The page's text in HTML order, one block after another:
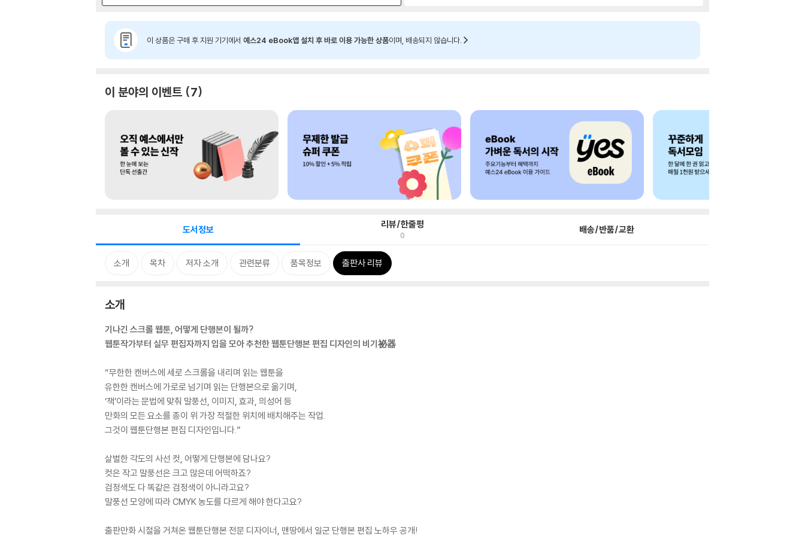
이 상품은 구매 후 지원 기기에서 예스24 eBook앱 설치 후 바로 이용 가능한 상품이며, 배송되지 않습니다.
이 분야의 이벤트 7
도서정보 리뷰/한줄평
0 배송/반품/교환
소개 목차 저자 소개 관련분류 품목정보 출판사 리뷰
소개
기나긴 스크롤 웹툰, 어떻게 단행본이 될까?
웹툰작가부터 실무 편집자까지 입을 모아 추천한 웹툰단행본 편집 디자인의 비기祕器
“무한한 캔버스에 세로 스크롤을 내리며 읽는 웹툰을
유한한 캔버스에 가로로 넘기며 읽는 단행본으로 옮기며,
‘책’이라는 문법에 맞춰 말풍선, 이미지, 효과, 의성어 등
만화의 모든 요소를 종이 위 가장 적절한 위치에 배치해주는 작업.
그것이 웹툰단행본 편집 디자인입니다.”
살벌한 각도의 사선 컷, 어떻게 단행본에 담나요?
컷은 작고 말풍선은 크고 많은데 어떡하죠?
검정색도 다 똑같은 검정색이 아니라고요?
말풍선 모양에 따라 CMYK 농도를 다르게 해야 한다고요?
출판만화 시절을 거쳐온 웹툰단행본 전문 디자이너, 맨땅에서 일군 단행본 편집 노하우 공개!